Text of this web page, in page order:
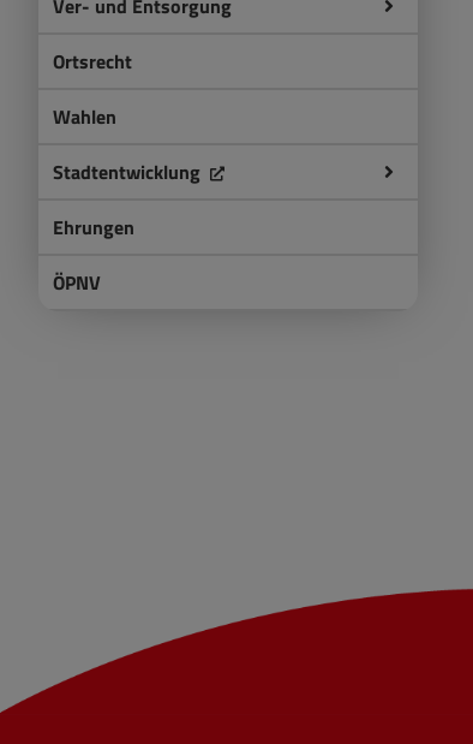
Ver- und Entsorgung
Ortsrecht
Wahlen
Stadtentwicklung
Ehrungen
ÖPNV